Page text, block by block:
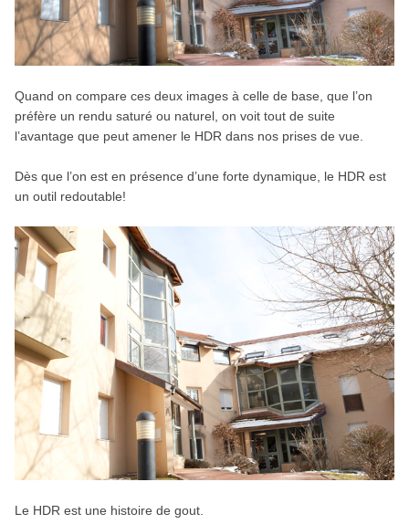
Quand on compare ces deux images à celle de base, que l’on
préfère un rendu saturé ou naturel, on voit tout de suite
l’avantage que peut amener le HDR dans nos prises de vue.
Dès que l’on est en présence d’une forte dynamique, le HDR est
un outil redoutable!
Le HDR est une histoire de gout.